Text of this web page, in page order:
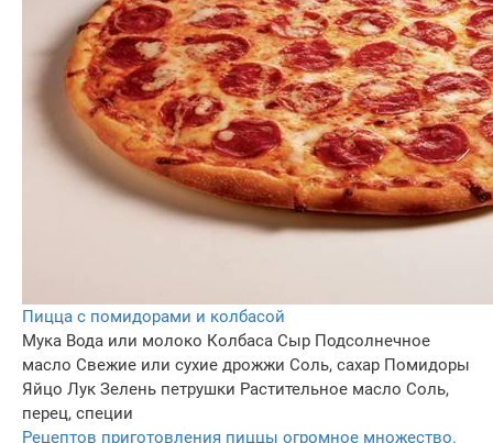
Пицца с помидорами и колбасой
Мука Вода или молоко Колбаса Сыр Подсолнечное
масло Свежие или сухие дрожжи Соль, сахар Помидоры
Яйцо Лук Зелень петрушки Растительное масло Соль,
перец, специи
Рецептов приготовления пиццы огромное множество.